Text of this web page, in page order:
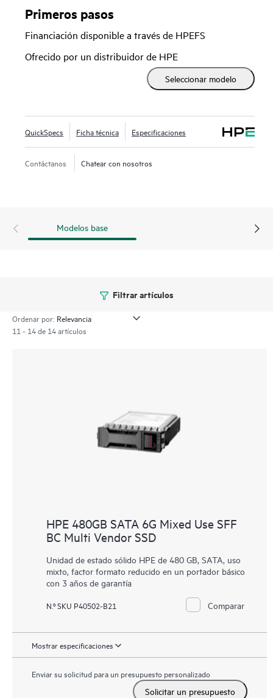
combinación más equilibrada de alto rendimiento de lectura
y escritura aleatoria IOPS, como en las bases de datos, la
virtualización, la computación en la nube o las aplicaciones
transaccionales. El firmware firmado digitalmente de HPE
evita el acceso no autorizado a los datos al proporcionar la
seguridad de que el firmware de la unidad procede de una
determinar si alguna de las unidades se encuentra en riesgo
Primeros pasos
Financiación disponible a través de HPEFS
Ofrecido por un distribuidor de HPE
Seleccionar modelo
QuickSpecs Ficha técnica Especificaciones
Contáctanos Chatear con nosotros
Modelos base
Filtrar artículos
Ordenar por:
11 - 14 de 14 artículos
HPE 480GB SATA 6G Mixed Use SFF
BC Multi Vendor SSD
Unidad de estado sólido HPE de 480 GB, SATA, uso
mixto, factor formato reducido en un portador básico
con 3 años de garantía
N.º SKU P40502-B21 Comparar
Mostrar especificaciones
Enviar su solicitud para un presupuesto personalizado
Solicitar un presupuesto